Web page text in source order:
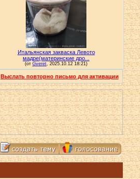
Выслать повторно письмо для активации